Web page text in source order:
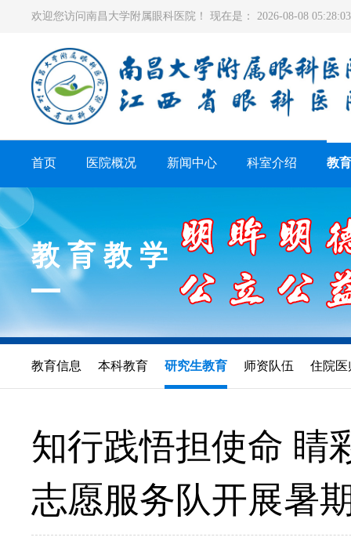
欢迎您访问南昌大学附属眼科医院！ 现在是： 2026-08-08
首页 医院概况 新闻中心 科室介绍 教
教育教学
教育信息 本科教育 研究生教育 师资队伍 住院医
知行践悟担使命
志愿服务队开展暑